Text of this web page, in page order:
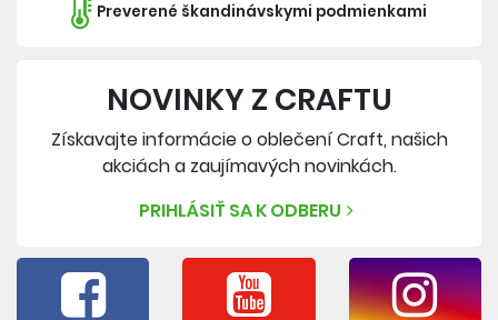
Preverené škandinávskymi podmienkami
NOVINKY Z CRAFTU
Získavajte informácie o oblečení Craft, našich
akciách a zaujímavých novinkách.
PRIHLÁSIŤ SA K ODBERU